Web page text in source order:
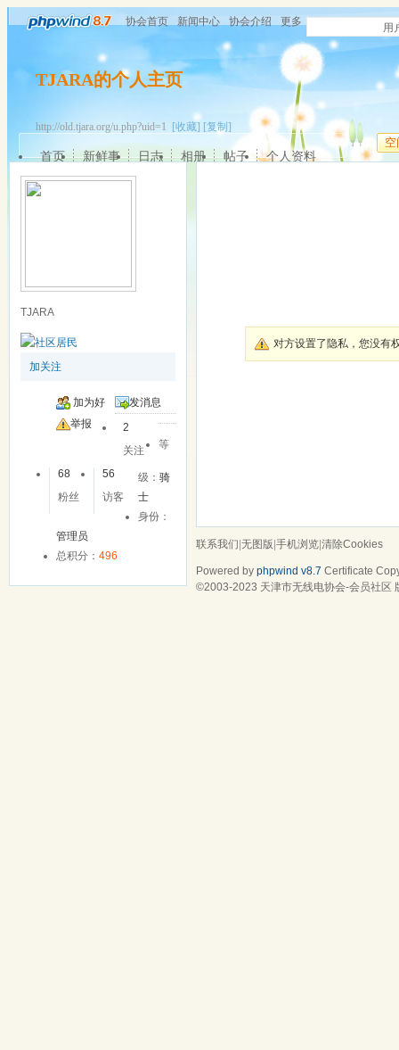
协会首页 新闻中心 协会介绍 更多 用
TJARA的个人主页
http://old.tjara.org/u.php?uid=1 [收藏] [复制]
空
首页 新鲜事 日志 相册 帖子 个人资料
TJARA
加关注
加为好
友
发消息
举报
2
关注
68
粉丝
56
访客
等
级：骑
士
身份：
管理员
总积分： 496
对方设置了隐私，您没有
联系我们 无图版 手机浏览 清除Cookies
Powered by phpwind v8.7 Certificate
©2003-2023 天津市无线电协会-会员社区